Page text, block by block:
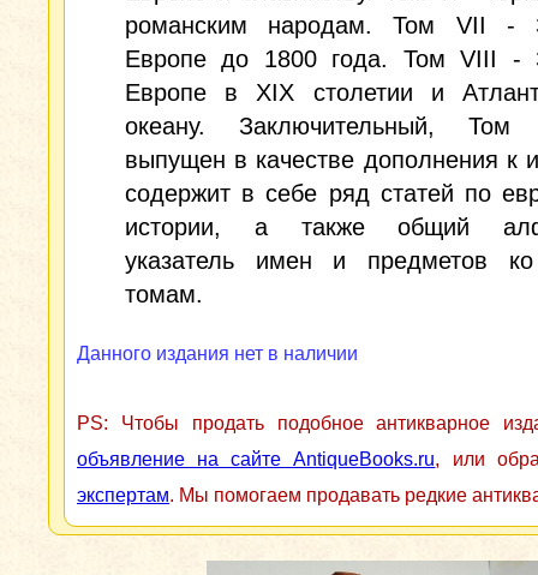
романским народам. Том VII -
Европе до 1800 года. Том VIII -
Европе в XIX столетии и
океану. Заключительный,
выпущен в качестве дополнения к
содержит в себе ряд статей по
истории, а также общий
указатель имен и предметов
томам.
Данного издания нет в наличии
PS: Чтобы продать подобное антикварное
объявление на сайте AntiqueBooks.ru, или
экспертам. Мы помогаем продавать редкие